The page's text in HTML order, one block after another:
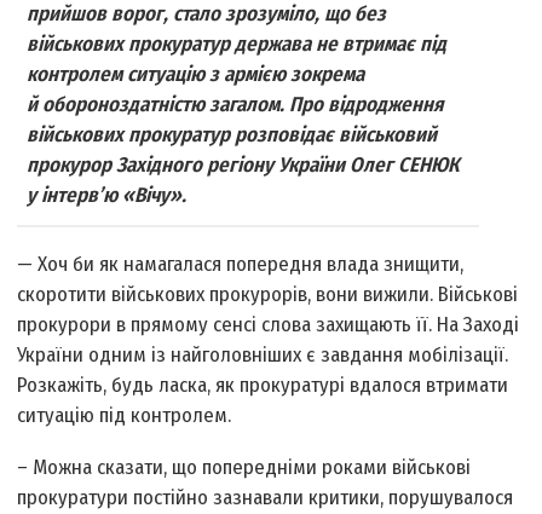
прийшов ворог, стало зрозуміло, що без
військових прокуратур держава не втримає під
контролем ситуацію з армією зокрема
й обороноздатністю загалом. Про відродження
військових прокуратур розповідає військовий
прокурор Західного регіону України Олег СЕНЮК
у інтерв’ю «Вічу».
— Хоч би як намагалася попередня влада знищити,
скоротити військових прокурорів, вони вижили. Військові
прокурори в прямому сенсі слова захищають її. На Заході
України одним із найголовніших є завдання мобілізації.
Розкажіть, будь ласка, як прокуратурі вдалося втримати
ситуацію під контролем.
– Можна сказати, що попередніми роками військові
прокуратури постійно зазнавали критики, порушувалося